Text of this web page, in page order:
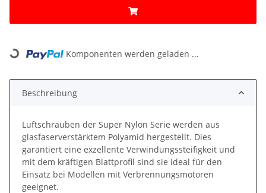
Loading... Komponenten werden geladen ...
Beschreibung
Luftschrauben der Super Nylon Serie werden aus
glasfaserverstärktem Polyamid hergestellt. Dies
garantiert eine exzellente Verwindungssteifigkeit und
mit dem kräftigen Blattprofil sind sie ideal für den
Einsatz bei Modellen mit Verbrennungsmotoren
geeignet.